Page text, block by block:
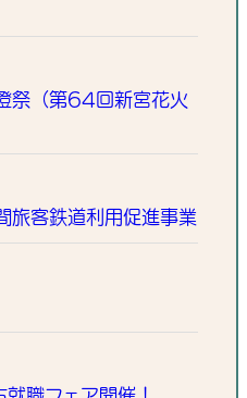
祭（第64回新宮花火
旅客鉄道利用促進事業